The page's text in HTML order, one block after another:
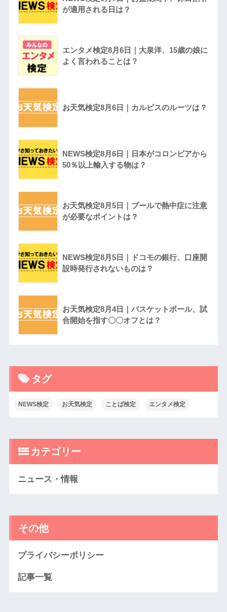
が適用される日は？
エンタメ検定8月6日｜大泉洋、15歳の娘に
よく言われることは？
お天気検定8月6日｜カルピスのルーツは？
NEWS検定8月6日｜日本がコロンビアから
50％以上輸入する物は？
お天気検定8月5日｜プールで熱中症に注意
が必要なポイントは？
NEWS検定8月5日｜ドコモの銀行、口座開
設時発行されないものは？
お天気検定8月4日｜バスケットボール、試
合開始を指す〇〇オフとは？
タグ
NEWS検定 お天気検定 ことば検定 エンタメ検定
カテゴリー
ニュース・情報
その他
プライバシーポリシー
記事一覧